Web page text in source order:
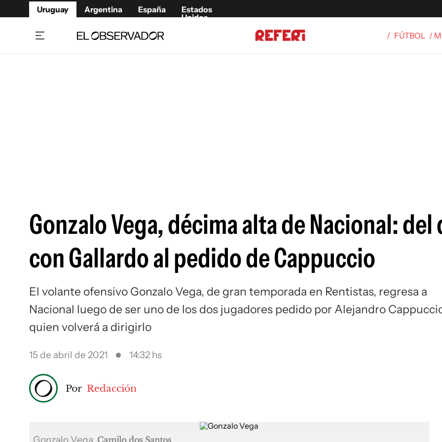
Uruguay Argentina España
Estados
Unidos
/ FÚTBOL /
Gonzalo Vega, décima alta de Nacional:
con Gallardo al pedido de Cappuccio
El volante ofensivo Gonzalo Vega, de gran temporada en Rentistas, regresa a
Nacional luego de ser uno de los dos jugadores pedido por Alejandro
quien volverá a dirigirlo
15 de abril de 2021 14:32 hs
Por Redacción
Camilo dos Santos